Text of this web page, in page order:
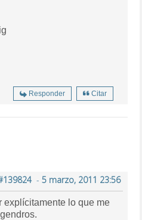
Responder Citar
- 5 marzo, 2011 23:56
explícitamente lo que me